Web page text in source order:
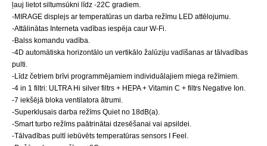
ļauj lietot siltumsūkni līdz -22C gradiem.
-MIRAGE displejs ar temperatūras un darba režīmu LED attēlojumu.
-Attālinātas Interneta vadības iespēja caur W-Fi.
-Balss komandu vadība.
-4D automātiska horizontālo un vertikālo žalūziju vadīšanas ar tālvadības
pulti.
-Līdz četriem brīvi programmējamiem individuālajiem miega režīmiem.
-4 in 1 filtri: ULTRA Hi silver filtrs + HEPA + Vitamin C + filtrs Negative Ion.
-7 iekšējā bloka ventilatora ātrumi.
-Superklusais darba režīms Quiet no 18dB(a).
-Smart turbo režīms paātrinātai dzesēšanai vai apsildei.
-Tālvadības pultī iebūvēts temperatūras sensors I Feel.